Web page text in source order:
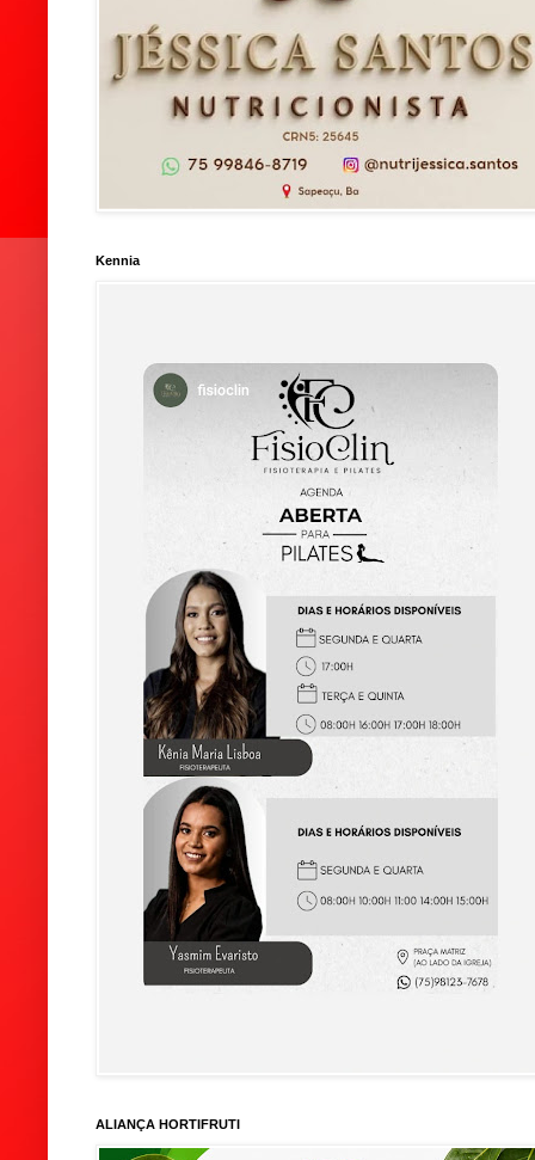
Kennia
ALIANÇA HORTIFRUTI